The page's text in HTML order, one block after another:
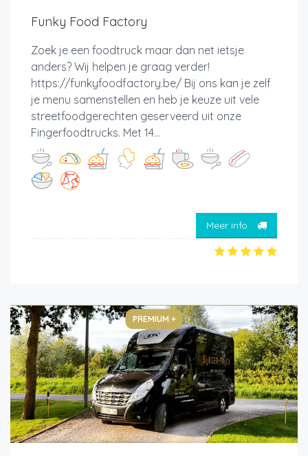
Funky Food Factory
Zoek je een foodtruck maar dan net ietsje
anders? Wij helpen je graag verder!
https://funkyfoodfactory.be/ Bij ons kan je zelf
je menu samenstellen en heb je keuze uit vele
streetfoodgerechten geserveerd uit onze
Fingerfoodtrucks. Met 14...
Meer info
PREMIUM +